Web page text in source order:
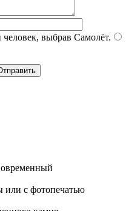
выбрав Самолёт.
с фотопечатью